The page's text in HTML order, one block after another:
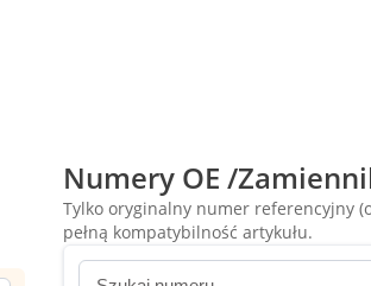
Numery OE /
Tylko oryginalny numer referencyjny
pełną kompatybilność artykułu.